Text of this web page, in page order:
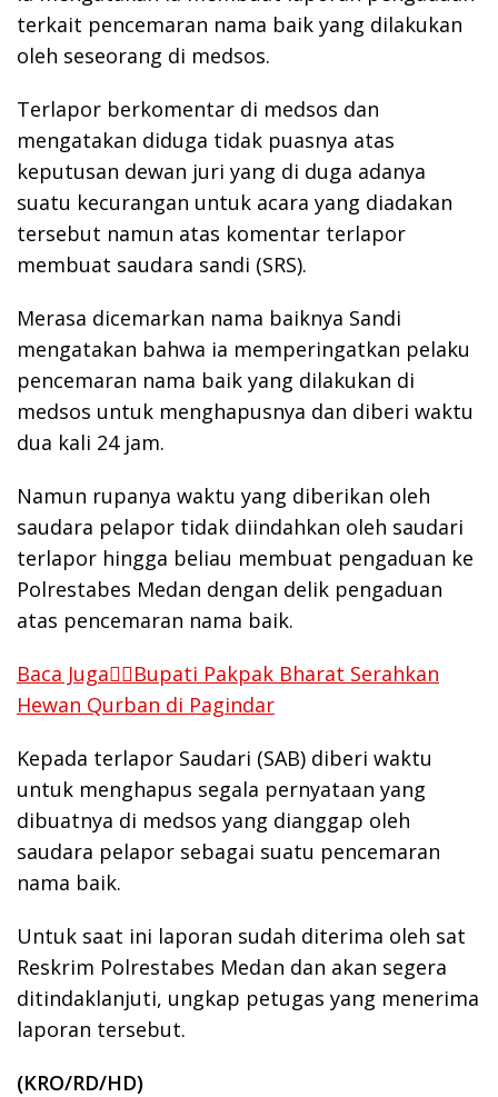
terkait pencemaran nama baik yang dilakukan
oleh seseorang di medsos.
Terlapor berkomentar di medsos dan
mengatakan diduga tidak puasnya atas
keputusan dewan juri yang di duga adanya
suatu kecurangan untuk acara yang diadakan
tersebut namun atas komentar terlapor
membuat saudara sandi (SRS).
Merasa dicemarkan nama baiknya Sandi
mengatakan bahwa ia memperingatkan pelaku
pencemaran nama baik yang dilakukan di
medsos untuk menghapusnya dan diberi waktu
dua kali 24 jam.
Namun rupanya waktu yang diberikan oleh
saudara pelapor tidak diindahkan oleh saudari
terlapor hingga beliau membuat pengaduan ke
Polrestabes Medan dengan delik pengaduan
atas pencemaran nama baik.
Baca Juga👉🏻Bupati Pakpak Bharat Serahkan
Hewan Qurban di Pagindar
Kepada terlapor Saudari (SAB) diberi waktu
untuk menghapus segala pernyataan yang
dibuatnya di medsos yang dianggap oleh
saudara pelapor sebagai suatu pencemaran
nama baik.
Untuk saat ini laporan sudah diterima oleh sat
Reskrim Polrestabes Medan dan akan segera
ditindaklanjuti, ungkap petugas yang menerima
laporan tersebut.
(KRO/RD/HD)